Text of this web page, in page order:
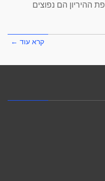
ההיריון הם נפוצים
קרא עוד ←